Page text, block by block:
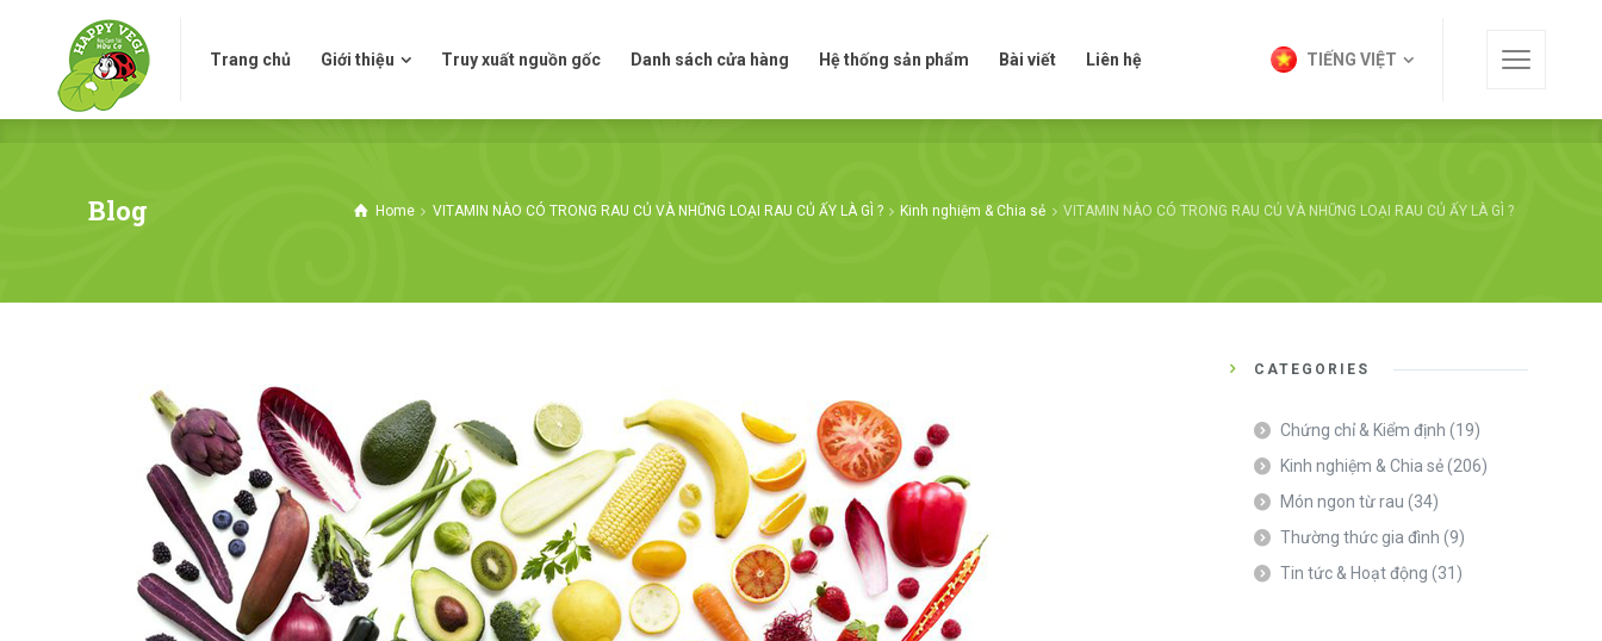
Trang chủ Giới thiệu Truy xuất nguồn gốc Danh sách cửa hàng Hệ thống sản phẩm Bài viết Liên hệ TIẾNG VIỆT
Blog Home VITAMIN NÀO CÓ TRONG RAU CỦ VÀ NHỮNG LOẠI RAU CỦ ẤY LÀ GÌ ? Kinh nghiệm & Chia sẻ VITAMIN NÀO CÓ TRONG RAU CỦ VÀ NHỮNG LOẠI RAU CỦ ẤY LÀ GÌ ?
CATEGORIES
Chứng chỉ & Kiểm định (19)
Kinh nghiệm & Chia sẻ(206)
Món ngon từ rau (34)
Thường thức gia đình (9)
Tin tức & Hoạt động (31)